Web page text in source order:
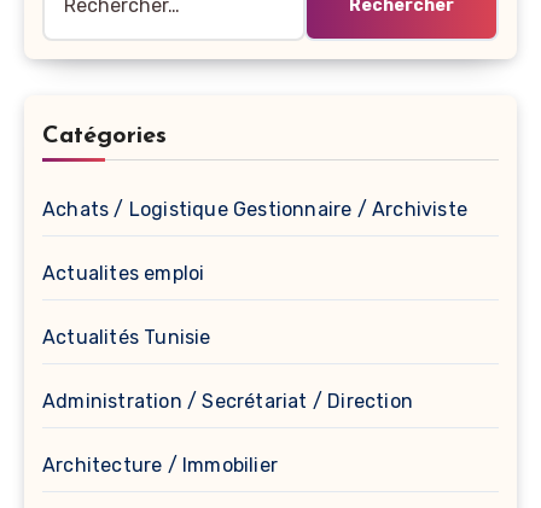
Catégories
Achats / Logistique Gestionnaire / Archiviste
Actualites emploi
Actualités Tunisie
Administration / Secrétariat / Direction
Architecture / Immobilier